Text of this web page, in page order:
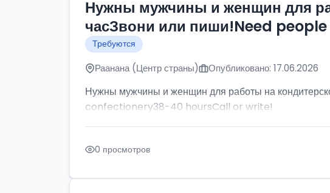
Нужны мужчины и женщин для
часЗвони или пиши!Need
Требуются
Раанана (Центр страны) Опубликовано: 17.06.2026
Нужны мужчины и женщин для работы на
confectionery38-40 hoursCall or write!
0 просмотров